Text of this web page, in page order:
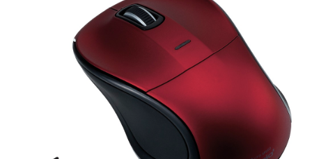
ミニ静音ボタンマウスシリーズの無線（レシーバ
ー通信）タイプ。
ポインター速度を自動的に調整するASC機能搭